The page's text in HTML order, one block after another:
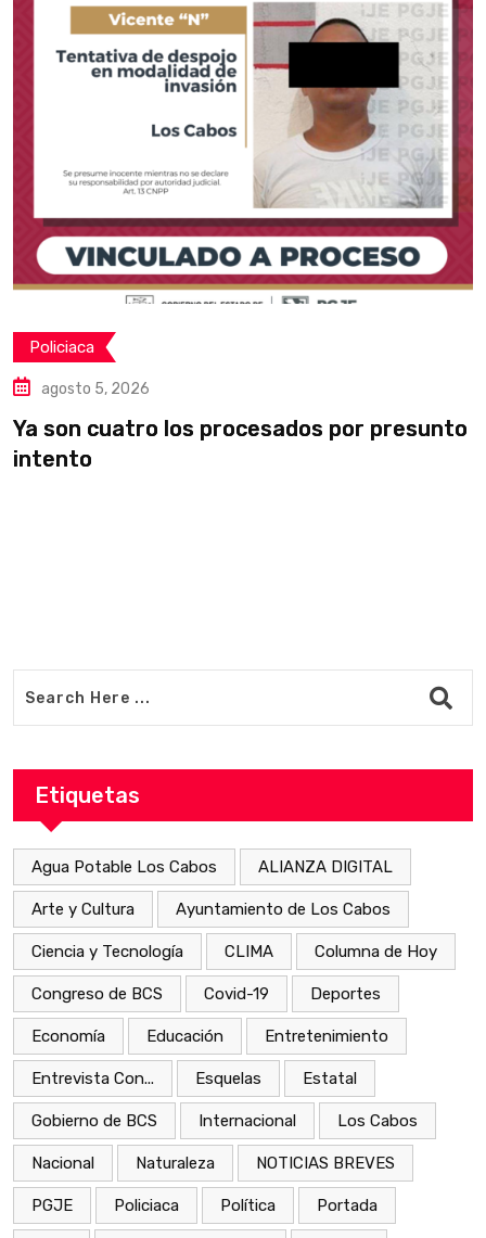
Policiaca
agosto 5, 2026
Ya son cuatro los procesados por presunto
intento
Etiquetas
Agua Potable Los Cabos ALIANZA DIGITAL
Arte y Cultura Ayuntamiento de Los Cabos
Ciencia y Tecnología CLIMA Columna de Hoy
Congreso de BCS Covid-19 Deportes
Economía Educación Entretenimiento
Entrevista Con... Esquelas Estatal
Gobierno de BCS Internacional Los Cabos
Nacional Naturaleza NOTICIAS BREVES
PGJE Policiaca Política Portada